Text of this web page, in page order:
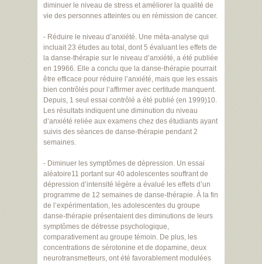
diminuer le niveau de stress et améliorer la qualité de
vie des personnes atteintes ou en rémission de cancer.
- Réduire le niveau d’anxiété. Une méta-analyse qui
incluait 23 études au total, dont 5 évaluant les effets de
la danse-thérapie sur le niveau d’anxiété, a été publiée
en 19966. Elle a conclu que la danse-thérapie pourrait
être efficace pour réduire l’anxiété, mais que les essais
bien contrôlés pour l’affirmer avec certitude manquent.
Depuis, 1 seul essai contrôlé a été publié (en 1999)10.
Les résultats indiquent une diminution du niveau
d’anxiété reliée aux examens chez des étudiants ayant
suivis des séances de danse-thérapie pendant 2
semaines.
- Diminuer les symptômes de dépression. Un essai
aléatoire11 portant sur 40 adolescentes souffrant de
dépression d’intensité légère a évalué les effets d’un
programme de 12 semaines de danse-thérapie. À la fin
de l’expérimentation, les adolescentes du groupe
danse-thérapie présentaient des diminutions de leurs
symptômes de détresse psychologique,
comparativement au groupe témoin. De plus, les
concentrations de sérotonine et de dopamine, deux
neurotransmetteurs, ont été favorablement modulées